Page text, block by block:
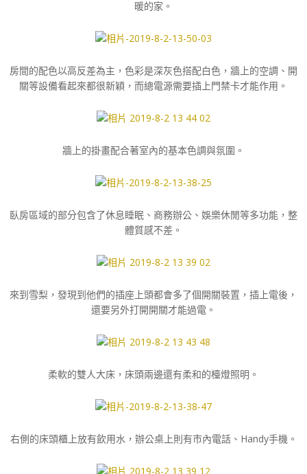
暖的家。
房間的配色以高反差為主，色彩是深灰色搭配白色，牆上的空調、開
關等設備看起來都很新穎，而總電源需要插上門禁卡才能作用。
牆上的掛畫配合著室內的基本色調與氛圍。
臥房區域的部分包含了休息睡眠、商務辦公、娛樂休閒等多功能，整
體質感不差。
來到雪梨，發現到他們的插座上頭都會多了個開關裝置，插上電後，
還要另外打開開關才能過電。
柔軟的雙人大床，床頭兩邊還有柔和的檯燈照明。
右側的床頭櫃上放有飲用水，辦公桌上則有市內電話、Handy手機。